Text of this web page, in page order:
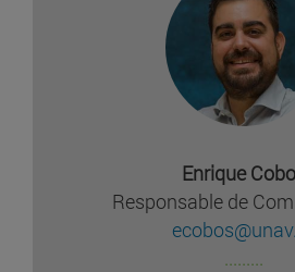
Enrique
Responsable de
.........